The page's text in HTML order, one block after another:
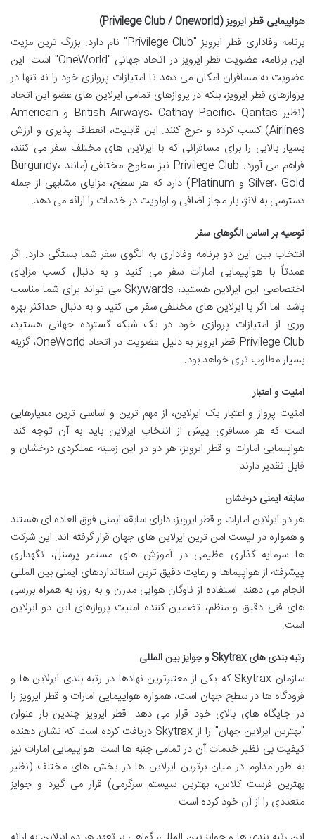
هواپیمایی قطر ایرویز (Privilege Club / Oneworld)
برنامه وفاداری قطر ایرویز "Privilege Club" نام دارد. بزرگ ترین مزیت
این برنامه، عضویت قطر ایرویز در اتحاد جهانی "OneWorld" است. این
عضویت به مسافران امکان می دهد تا امتیازات پروازی خود را نه تنها در
پروازهای قطر ایرویز، بلکه در پروازهای تمامی ایرلاین های عضو این اتحاد
(نظیر British Airways، Cathay Pacific، Qantas و American
Airlines) کسب کرده و خرج کنند. این قابلیت، انعطاف پذیری و ارزش
بسیار بالایی را برای مسافرانی که با ایرلاین های مختلف سفر می کنند،
فراهم می آورد. Privilege Club نیز سطوح مختلفی (مانند Burgundy،
Silver، Gold و Platinum) دارد که هر سطح، مزایای مشابهی از جمله
دسترسی به لانژ، بار مجاز اضافی و اولویت در خدمات را ارائه می دهد.
توصیه بر اساس الگوهای سفر
انتخاب بین این دو برنامه وفاداری به الگوی سفر شما بستگی دارد. اگر
عمدتاً با هواپیمایی امارات سفر می کنید و به دنبال کسب مزایای
اختصاصی این ایرلاین هستید، Skywards می تواند برای شما مناسب
باشد. اما اگر با ایرلاین های مختلفی سفر می کنید و به دنبال حداکثر بهره
وری از امتیازات پروازی خود در یک شبکه گسترده جهانی هستید،
Privilege Club قطر ایرویز به دلیل عضویت در اتحاد OneWorld، گزینه
بسیار مطلوب تری خواهد بود.
امنیت و اعتبار
امنیت پرواز و اعتبار یک ایرلاین، از مهم ترین و اساسی ترین معیارهایی
است که هر مسافری پیش از انتخاب ایرلاین باید به آن توجه کند.
هواپیمایی امارات و قطر ایرویز، هر دو در این زمینه عملکردی درخشان و
قابل تقدیر دارند.
سابقه ایمنی درخشان
هر دو ایرلاین امارات و قطر ایرویز، دارای سابقه ایمنی فوق العاده ای هستند
و همواره در لیست امن ترین ایرلاین های جهان قرار گرفته اند. این شرکت
ها سرمایه گذاری عظیمی در آموزش های مستمر پرسنل، نگهداری
پیشرفته از هواپیماها و رعایت دقیق ترین استانداردهای ایمنی بین المللی
انجام می دهند. استفاده از ناوگان هوایی مدرن و به روز، به همراه بررسی
های فنی دقیق و منظم، تضمین کننده امنیت پروازهای این دو ایرلاین
است.
رتبه بندی های Skytrax و جوایز بین المللی
سازمان Skytrax که یکی از معتبرترین نهادها در رتبه بندی ایرلاین ها و
فرودگاه ها در سطح جهان است، همواره هواپیمایی امارات و قطر ایرویز را
در جایگاه های بالای خود قرار می دهد. قطر ایرویز چندین بار عنوان
"بهترین ایرلاین جهان" را از Skytrax دریافت کرده است که نشان دهنده
کیفیت بی نظیر خدمات آن در تمامی جنبه ها است. هواپیمایی امارات نیز
به طور مداوم در میان برترین ایرلاین ها در بخش های مختلف (نظیر
بهترین فرست کلاس، بهترین سیستم سرگرمی) قرار می گیرد و جوایز
متعددی را از آن خود کرده است.